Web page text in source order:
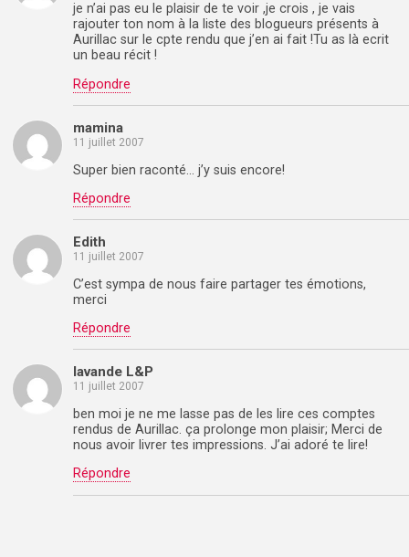
je n’ai pas eu le plaisir de te voir ,je crois , je vais
rajouter ton nom à la liste des blogueurs présents à
Aurillac sur le cpte rendu que j’en ai fait !Tu as là ecrit
un beau récit !
Répondre
mamina
11 juillet 2007
Super bien raconté… j’y suis encore!
Répondre
Edith
11 juillet 2007
C’est sympa de nous faire partager tes émotions,
merci
Répondre
lavande L&P
11 juillet 2007
ben moi je ne me lasse pas de les lire ces comptes
rendus de Aurillac. ça prolonge mon plaisir; Merci de
nous avoir livrer tes impressions. J’ai adoré te lire!
Répondre